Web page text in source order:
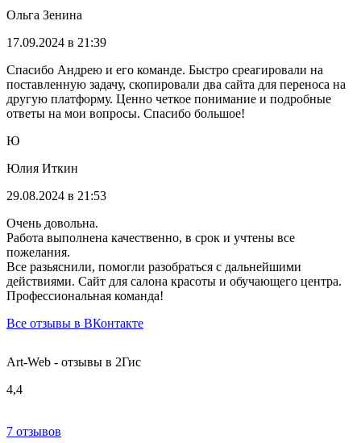
Ольга Зенина
17.09.2024 в 21:39
Спасибо Андрею и его команде. Быстро среагировали на
поставленную задачу, скопировали два сайта для переноса на
другую платформу. Ценно четкое понимание и подробные
ответы на мои вопросы. Спасибо большое!
Ю
Юлия Иткин
29.08.2024 в 21:53
Очень довольна.
Работа выполнена качественно, в срок и учтены все
пожелания.
Все разьяснили, помогли разобраться с дальнейшими
действиями. Сайт для салона красоты и обучающего центра.
Профессиональная команда!
Все отзывы в ВКонтакте
Art-Web - отзывы в 2Гис
4,4
7 отзывов